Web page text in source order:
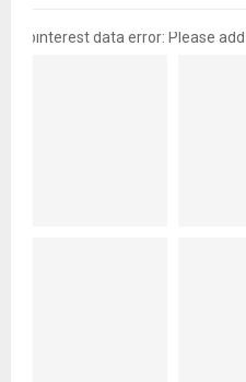
pinterest data error: Please